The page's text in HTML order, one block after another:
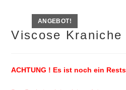
ANGEBOT!
Viscose Kraniche
ACHTUNG ! Es ist noch ein